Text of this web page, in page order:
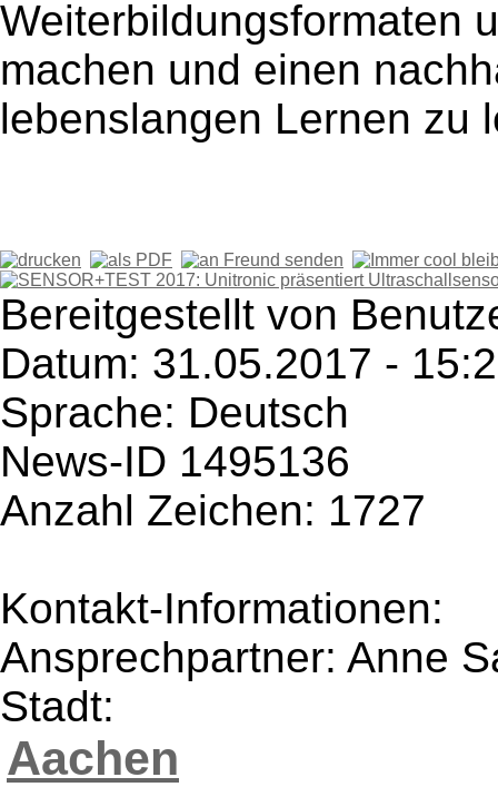
Weiterbildungsformaten
machen und einen
lebenslangen Lernen zu
Bereitgestellt von
Datum: 31.05.2017 -
Sprache: Deutsch
News-ID 1495136
Anzahl Zeichen: 1727
Kontakt-Informationen:
Ansprechpartner: Anne
Stadt:
Aachen